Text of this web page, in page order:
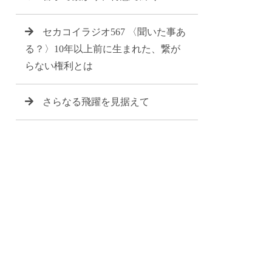
セカコイラジオ567 〈聞いた事あ
る？〉10年以上前に生まれた、繋が
らない権利とは
さらなる飛躍を見据えて